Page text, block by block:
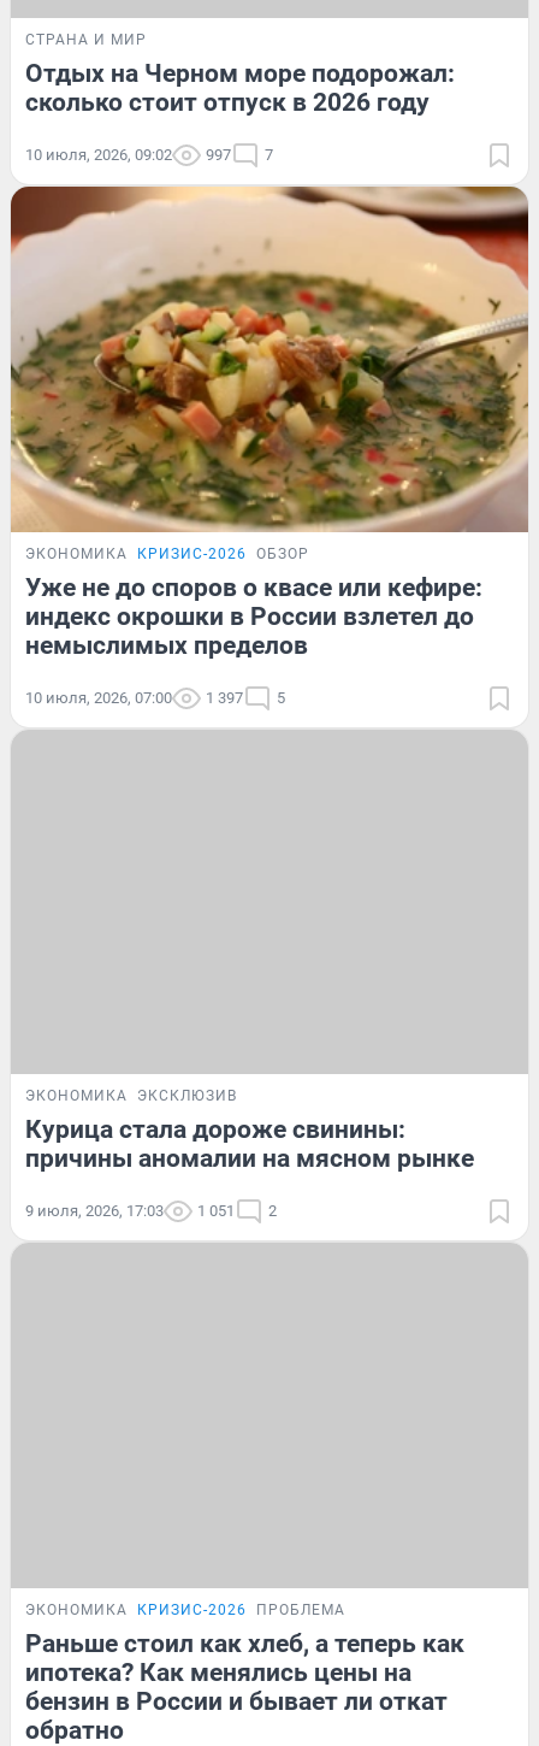
СТРАНА И МИР
Отдых на Черном море подорожал:
сколько стоит отпуск в 2026 году
10 июля, 2026, 09:02 997 7
ЭКОНОМИКА КРИЗИС-2026 ОБЗОР
Уже не до споров о квасе или кефире:
индекс окрошки в России взлетел до
немыслимых пределов
10 июля, 2026, 07:00 1 397 5
ЭКОНОМИКА ЭКСКЛЮЗИВ
Курица стала дороже свинины:
причины аномалии на мясном рынке
9 июля, 2026, 17:03 1 051 2
ЭКОНОМИКА КРИЗИС-2026 ПРОБЛЕМА
Раньше стоил как хлеб, а теперь как
ипотека? Как менялись цены на
бензин в России и бывает ли откат
обратно